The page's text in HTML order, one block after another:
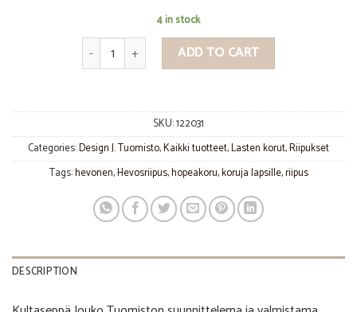
4 in stock
Hevonen riipus, J. Tuomisto quantity
ADD TO CART
SKU:122031
Categories:Design J. Tuomisto,Kaikki tuotteet,Lasten korut,Riipukset
Tags:hevonen,Hevosriipus,hopeakoru,koruja lapsille,riipus
DESCRIPTION